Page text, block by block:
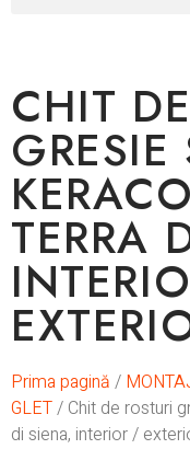
CHIT
TERRA
Prima pagină /
GLET/ Chit de rosturi
di siena, interior /